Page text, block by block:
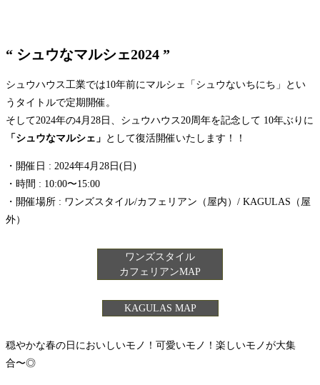
“ シュウなマルシェ2024 ”
シュウハウス工業では10年前にマルシェ「シュウないちにち」とい
うタイトルで定期開催。
そして2024年の4月28日、シュウハウス20周年を記念して 10年ぶりに
「シュウなマルシェ」 として復活開催いたします！！
・開催日 : 2024年4月28日(日)
・時間 : 10:00〜15:00
・開催場所 : ワンズスタイル/カフェリアン（屋内）/ KAGULAS（屋
外）
ワンズスタイル
カフェリアンMAP
KAGULAS MAP
穏やかな春の日においしいモノ！可愛いモノ！楽しいモノが大集
合〜◎